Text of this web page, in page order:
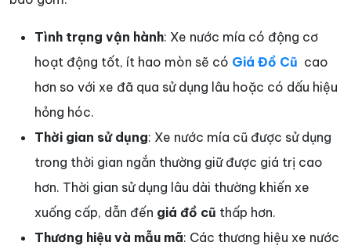
Tình trạng vận hành: Xe nước mía có động cơ
hoạt động tốt, ít hao mòn sẽ có Giá Đồ Cũ cao
hơn so với xe đã qua sử dụng lâu hoặc có dấu hiệu
hỏng hóc.
Thời gian sử dụng: Xe nước mía cũ được sử dụng
trong thời gian ngắn thường giữ được giá trị cao
hơn. Thời gian sử dụng lâu dài thường khiến xe
xuống cấp, dẫn đến giá đồ cũ thấp hơn.
Thương hiệu và mẫu mã: Các thương hiệu xe nước